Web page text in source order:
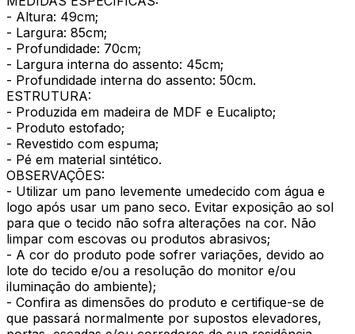
- Altura: 49cm;
- Largura: 85cm;
- Profundidade: 70cm;
- Largura interna do assento: 45cm;
- Profundidade interna do assento: 50cm.
ESTRUTURA:
- Produzida em madeira de MDF e Eucalipto;
- Produto estofado;
- Revestido com espuma;
- Pé em material sintético.
OBSERVAÇÕES:
- Utilizar um pano levemente umedecido com água e
logo após usar um pano seco. Evitar exposição ao sol
para que o tecido não sofra alterações na cor. Não
limpar com escovas ou produtos abrasivos;
- A cor do produto pode sofrer variações, devido ao
lote do tecido e/ou a resolução do monitor e/ou
iluminação do ambiente);
- Confira as dimensões do produto e certifique-se de
que passará normalmente por supostos elevadores,